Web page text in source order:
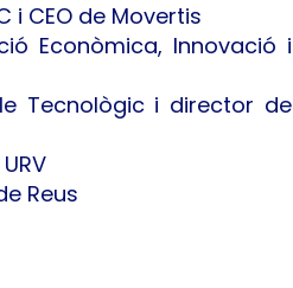
i CEO de Movertis
Econòmica, Innovació i
Tecnològic i director de
Reus